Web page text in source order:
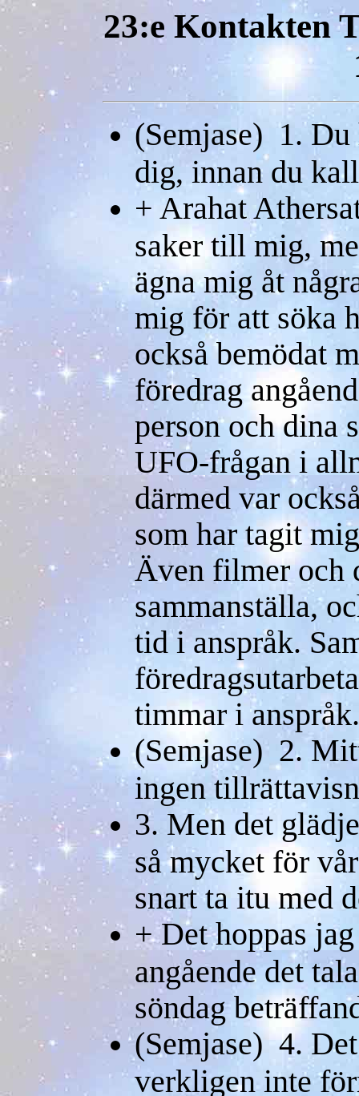
23:e Kontakten
(Semjase) 1.
dig, innan du
+ Arahat
saker till mig,
ägna mig åt
mig för att söka
också bemödat
föredrag
person och dina
UFO-frågan i
därmed var
som har tagit
Även filmer och
sammanställa,
tid i anspråk.
timmar i anspråk.
(Semjase) 2.
ingen
3. Men det
så mycket för
snart ta itu med
+ Det hoppas
angående det
söndag
(Semjase) 4.
verkligen inte